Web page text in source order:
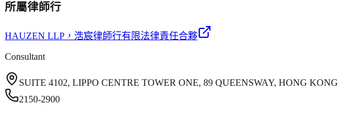
所屬律師行
HAUZEN LLP ，浩宸律師行有限法律責任合夥
Consultant
SUITE 4102, LIPPO CENTRE TOWER ONE, 89 QUEENSWAY, HONG KONG
2150-2900